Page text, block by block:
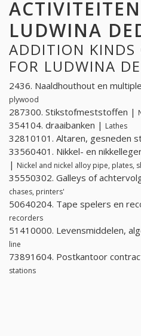
LUDWINA
ADDITION KINDS
FOR LUDWINA
2436. Naaldhouthout en
plywood
287300. Stikstofmeststoffen |
354104. draaibanken | Lathes
32810101. Altaren, gesneden
33560401. Nikkel- en
| Nickel and nickel alloy pipe, plates,
35550302. Galleys of
chases, printers'
50640204. Tape spelers en
recorders
51410000. Levensmiddelen,
line
73891604. Postkantoor
stations